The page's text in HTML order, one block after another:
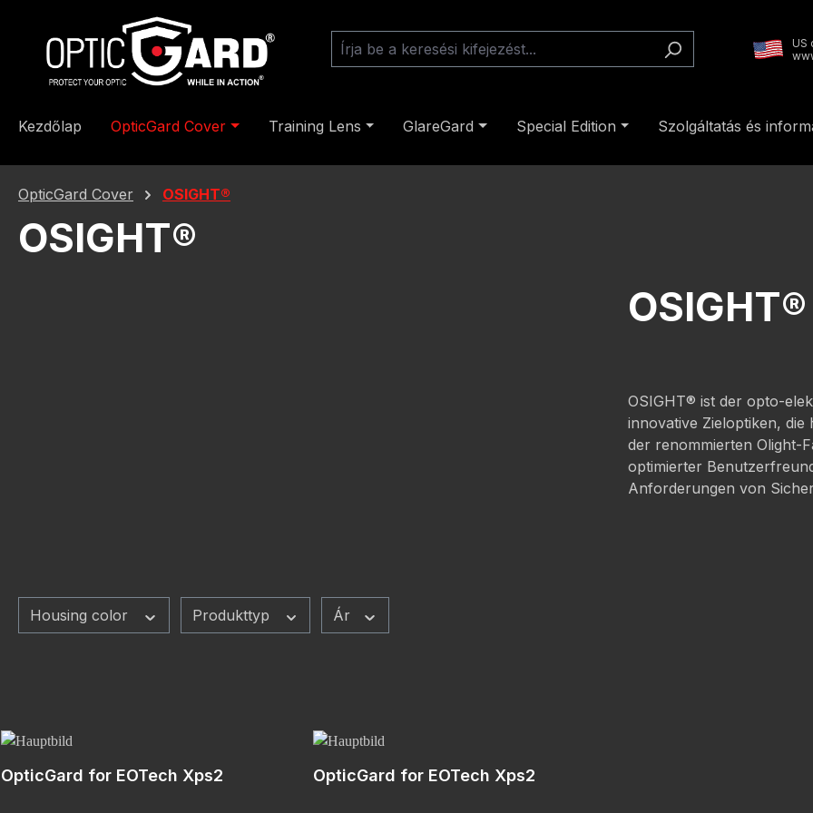
a fő tartalomra
Ugrás a kereséshez
Ugrás a fő navigációhoz
US
Kezdőlap OpticGard Cover Training Lens GlareGard Special Edition Szolgáltatás és
OpticGard Cover OSIGHT®
OSIGHT®
OSIGHT®
OSIGHT® ist der opto-
innovative Zieloptiken, die
der renommierten Olight-
optimierter
Anforderungen von
Housing color Produkttyp Ár
OpticGard for EOTech Xps2 OpticGard for EOTech Xps2